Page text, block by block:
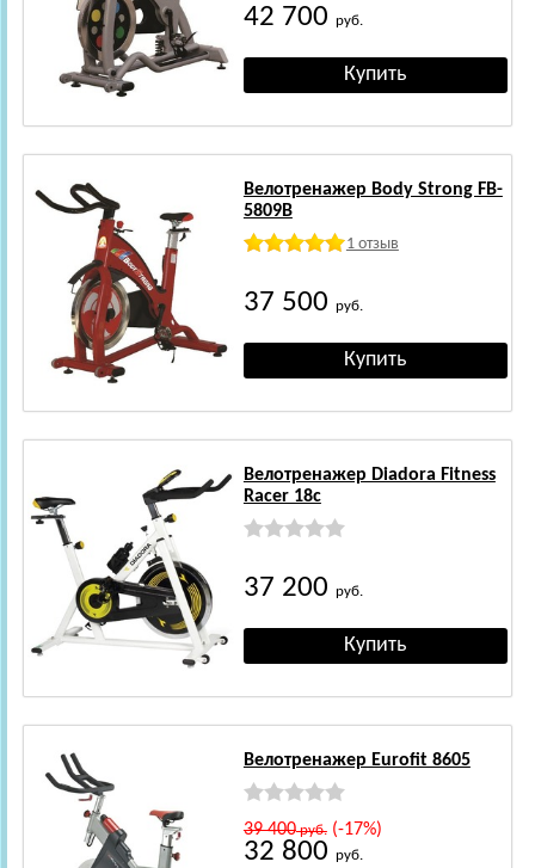
42 700 руб.
Велотренажер Body Strong FB-
5809B
1 отзыв
37 500 руб.
Велотренажер Diadora Fitness
Racer 18c
37 200 руб.
Велотренажер Eurofit 8605
39 400руб.(-17%)
32 800 руб.